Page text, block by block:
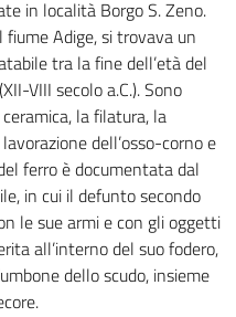
in località Borgo S. Zeno.
Adige, si trovava un
tra la fine dell’età del
VIII secolo a.C.). Sono
la filatura, la
dell’osso-corno e
ferro è documentata dal
in cui il defunto secondo
le sue armi e con gli oggetti
all’interno del suo fodero,
dello scudo, insieme